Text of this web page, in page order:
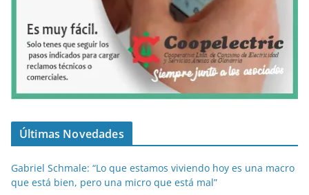
Últimas Novedades
Gabriel Schmale: “Lo que estamos viviendo hoy es una macro
que está bien, pero una micro que está mal”